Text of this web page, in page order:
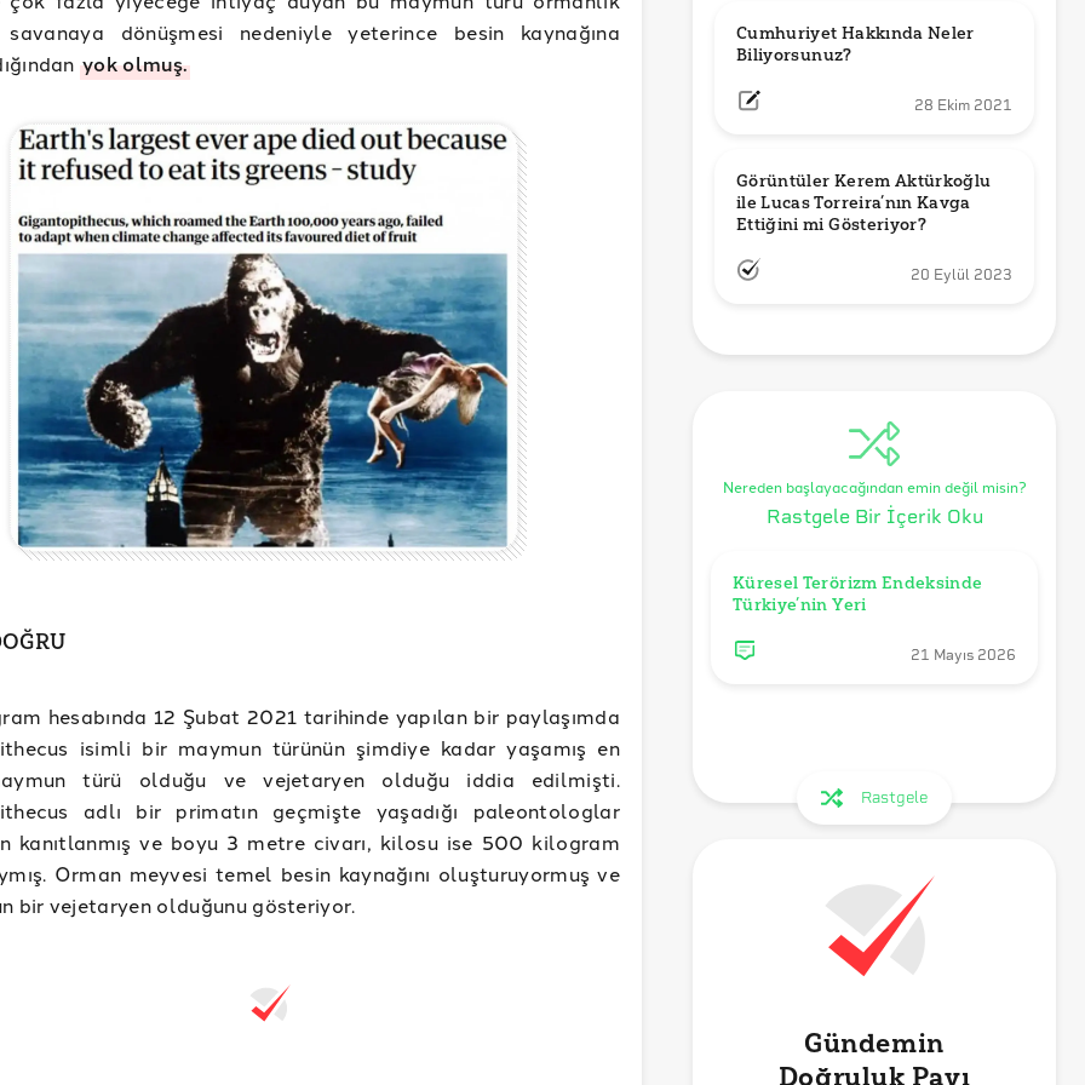
savanaya dönüşmesi nedeniyle yeterince besin kaynağına
yok olmuş.
hesabında 12 Şubat 2021 tarihinde yapılan bir paylaşımda
isimli bir maymun türünün şimdiye kadar yaşamış en
türü olduğu ve vejetaryen olduğu iddia edilmişti.
adlı bir primatın geçmişte yaşadığı paleontologlar
kanıtlanmış ve boyu 3 metre civarı, kilosu ise 500 kilogram
Orman meyvesi temel besin kaynağını oluşturuyormuş ve
bir vejetaryen olduğunu gösteriyor.
Cumhuriyet Hakkında Neler
Biliyorsunuz?
28 Ekim 2021
Görüntüler Kerem Aktürkoğlu
ile Lucas Torreira’nın Kavga
Ettiğini mi Gösteriyor?
20 Eylül 2023
Nereden başlayacağından emin değil misin?
Rastgele Bir İçerik Oku
Küresel Terörizm Endeksinde
Türkiye’nin Yeri
21 Mayıs 2026
Rastgele
Gündemin
Doğruluk Payı